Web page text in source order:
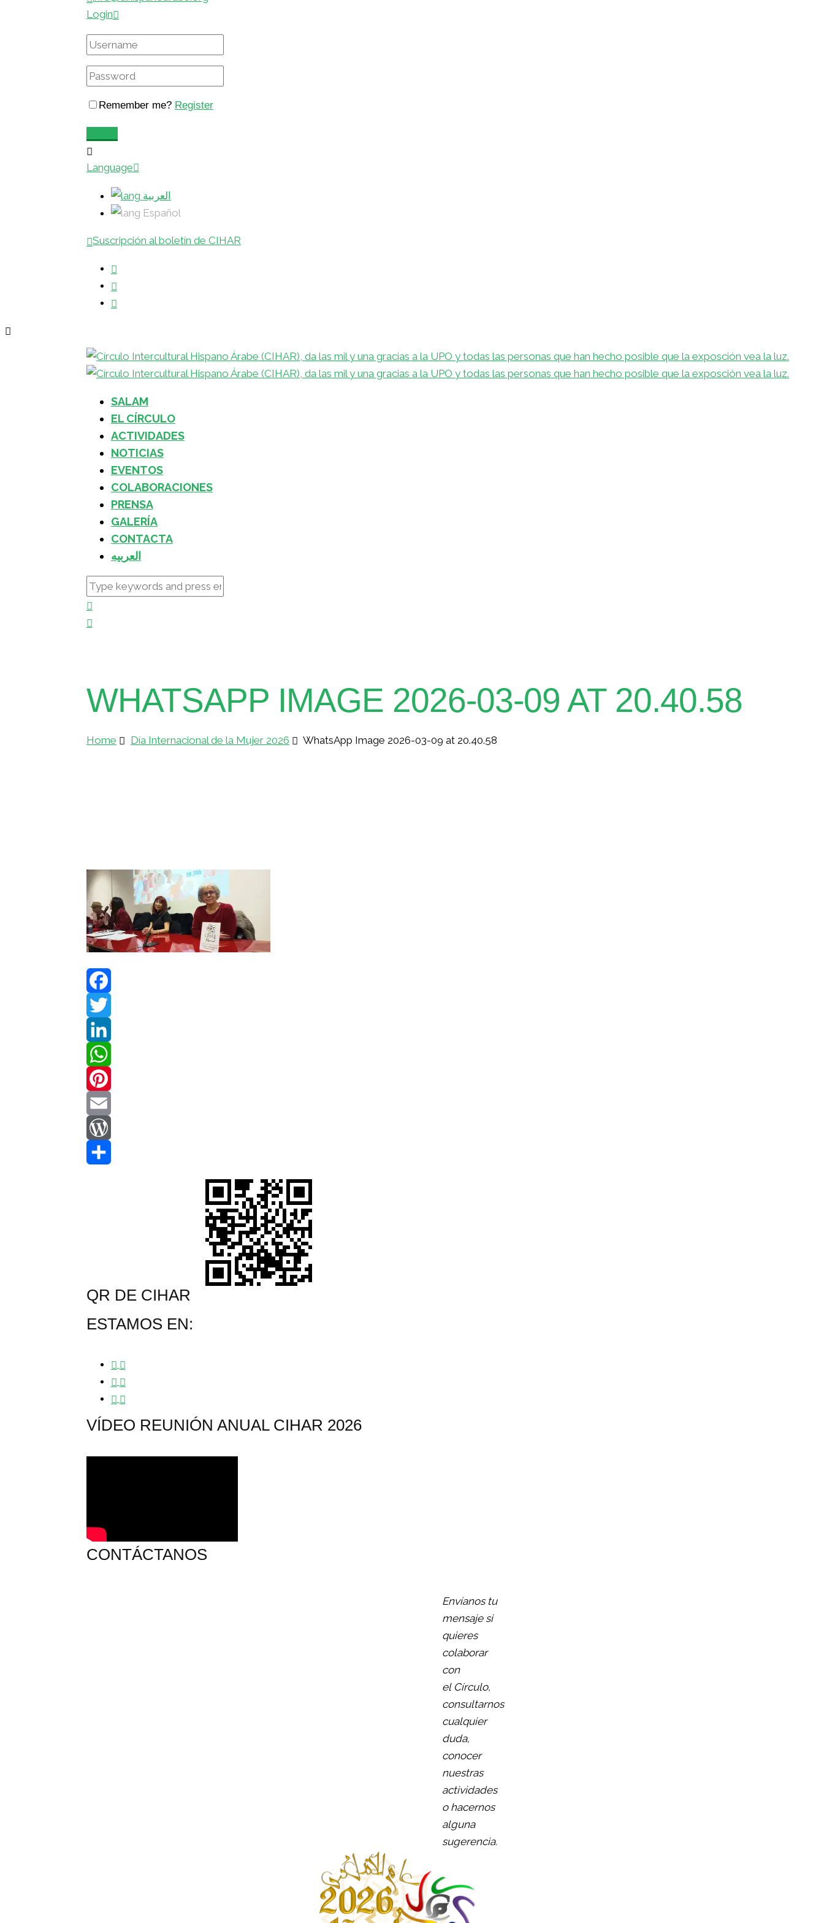
Login
Remember me? Register
Language
العربية
Español
Suscripción al boletín de CIHAR
SALAM
EL CÍRCULO
ACTIVIDADES
NOTICIAS
EVENTOS
COLABORACIONES
PRENSA
GALERÍA
CONTACTA
العربيه
WHATSAPP IMAGE 2026-03-09 AT 20.40.58
Home Día Internacional de la Mujer 2026 WhatsApp Image 2026-03-09 at 20.40.58
Facebook
Twitter
LinkedIn
WhatsApp
Pinterest
Email
WordPress
QR DE CIHAR
ESTAMOS EN:
VÍDEO REUNIÓN ANUAL CIHAR 2026
CONTÁCTANOS
Envíanos tu
mensaje si
quieres
colaborar
con
el Círculo,
consultarnos
cualquier
duda,
conocer
nuestras
actividades
o hacernos
alguna
sugerencia.